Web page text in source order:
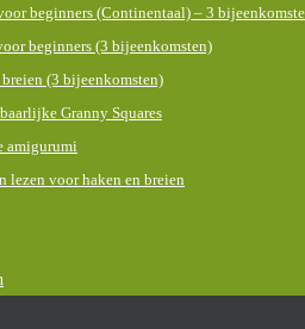
beginners (Continentaal) – 3
beginners (3 bijeenkomsten)
(3 bijeenkomsten)
Granny Squares
amigurumi
lezen voor haken en breien